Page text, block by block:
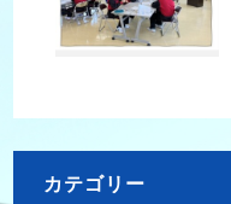
カテゴリー